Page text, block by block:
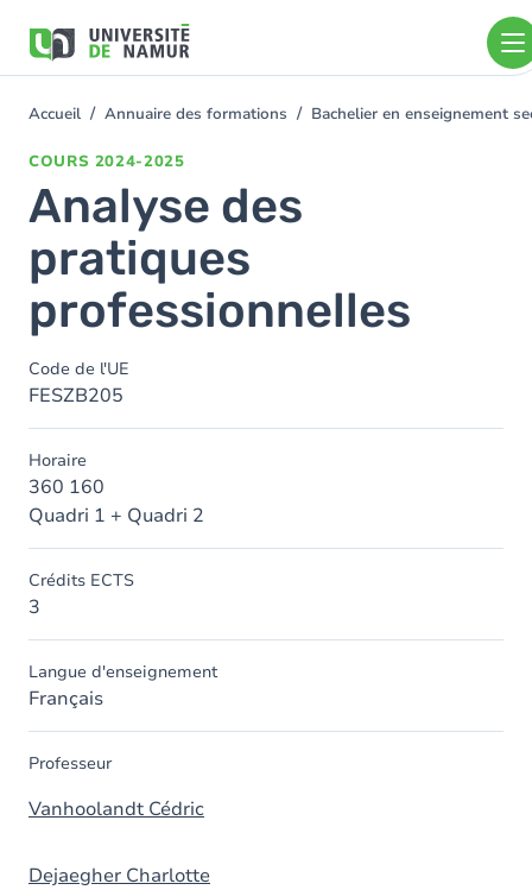
contenu
You
Accueil Annuaire des formations Bachelier en enseignement
COURS 2024-2025
Analyse des
pratiques
professionnelles
Code de l'UE
FESZB205
Horaire
360 160
Quadri 1 + Quadri 2
Crédits ECTS
3
Langue d'enseignement
Français
Professeur
Vanhoolandt Cédric
Dejaegher Charlotte